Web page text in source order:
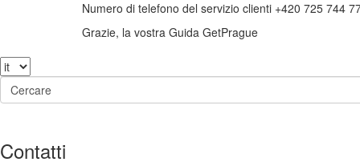
Numero di telefono del servizio clienti +420 725 744
Grazie, la vostra Guida GetPrague
Contatti